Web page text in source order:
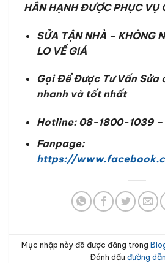
HÂN HẠNH ĐƯỢC PHỤC
SỬA TẬN NHÀ – KHÔNG
LO VỀ GIÁ
Gọi Để Được Tư Vấn Sửa
nhanh và tốt nhất
Hotline: 08-1800-1039
Fanpage:
https://
Mục nhập này đã được đăng trong
Đánh dấu đường